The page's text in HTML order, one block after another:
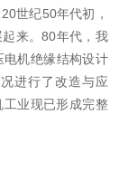
世纪50年代初，
来。80年代，我
电机绝缘结构设计
进行了改造与应
业现已形成完整